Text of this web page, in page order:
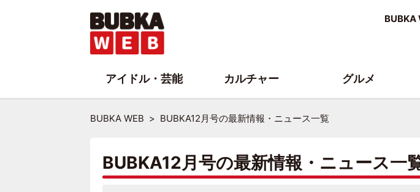
BUBKA
BUBKA WEB BUBKA12月号の最新情報・ニュース一覧
BUBKA12月号の最新情報・ニュース一
アイドル・芸能 カルチャー グルメ